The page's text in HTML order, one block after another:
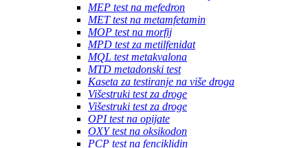
MEP test na mefedron
MET test na metamfetamin
MOP test na morfij
MPD test za metilfenidat
MQL test metakvalona
MTD metadonski test
Kaseta za testiranje na više droga
Višestruki test za droge
Višestruki test za droge
OPI test na opijate
OXY test na oksikodon
PCP test na fenciklidin